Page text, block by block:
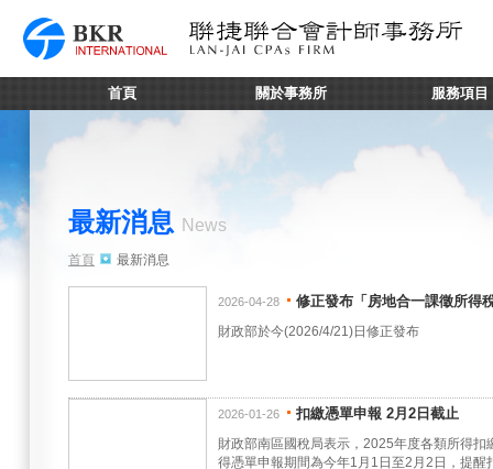
首頁 關於事務所 服務項目
最新消息 News
首頁 最新消息
2026-04-28 修正發布「房地合一課徵所得
財政部於今(2026/4/21)日修正發布
2026-01-26 扣繳憑單申報 2月2日截止
財政部南區國稅局表示，2025年度各類所得
得憑單申報期間為今年1月1日至2月2日，提